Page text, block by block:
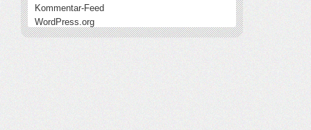
Kommentar-Feed
WordPress.org